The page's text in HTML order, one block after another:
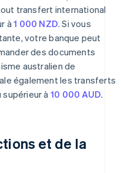
transfert international
à1 000 NZD. Si vous
votre banque peut
des documents
australien de
également les transferts
supérieur à 10 000 AUD.
et de la